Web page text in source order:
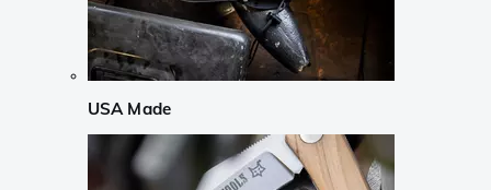
USA Made